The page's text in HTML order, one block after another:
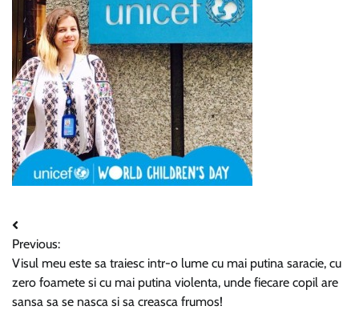
Navigare
în
articole
Previous:
Visul meu este sa traiesc intr-o lume cu mai putina saracie, cu
zero foamete si cu mai putina violenta, unde fiecare copil are
sansa sa se nasca si sa creasca frumos!